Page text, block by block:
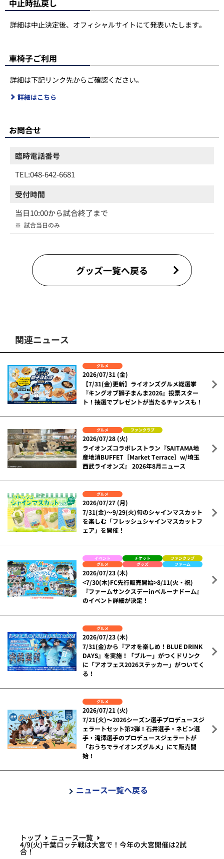
中止時払戻し
詳細は中止決定後、オフィシャルサイトにて発表いたします。
車椅子ご利用
詳細は下記リンク先からご確認ください。
詳細はこちら
お問合せ
臨時電話番号
TEL:048-642-6681
受付時間
当日10:00から試合終了まで
※ 試合当日のみ
グッズ一覧へ戻る
関連ニュース
グルメ
2026/07/31 (金)
【7/31(金)更新】ライオンズグルメ総選挙
『キングオブ獅子まんま2026』投票スター
ト！抽選でプレゼントが当たるチャンスも！
グルメ ファンクラブ
2026/07/28 (火)
ライオンズコラボレストラン『SAITAMA地
産地消BUFFET［Market Terrace］w/埼玉
西武ライオンズ』 2026年8月ニュース
グルメ
2026/07/27 (月)
7/31(金)～9/29(火)旬のシャインマスカット
を楽しむ「フレッシュシャインマスカットフ
ェア」を開催！
イベント チケット
ファンクラブ
グルメ
グッズ ファーム
2026/07/23 (木)
<7/30(木)FC先行販売開始>8/11(火・祝)
『ファームサンクスデーinベルーナドーム』
のイベント詳細が決定！
グルメ
2026/07/23 (木)
7/31(金)から『アオを楽しめ！BLUE DRINK
DAYS』を実施！「ブルー」がつくドリンク
に「アオフェス2026ステッカー」がついてく
る！
グルメ
2026/07/21 (火)
7/21(火)～2026シーズン選手プロデュースジ
ェラートセット第2弾！石井選手・ネビン選
手・滝澤選手のプロデュースジェラートが
「おうちでライオンズグルメ」にて販売開
始！
ニュース一覧へ戻る
トップ ニュース一覧
4/9(火)千葉ロッテ戦は大宮で！今年の大宮開催は2試
合！